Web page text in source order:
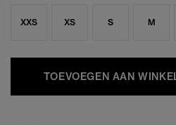
XXS XS S M
TOEVOEGEN AAN